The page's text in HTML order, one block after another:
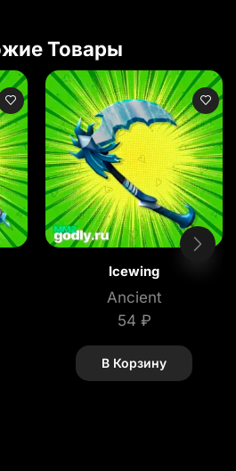
Товары
Icewing
Ancient
54 ₽
В Корзину